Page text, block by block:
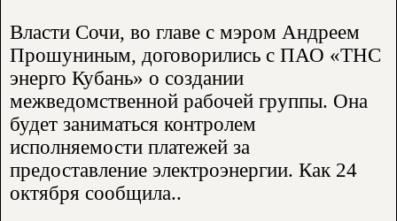
Власти Сочи, во главе с мэром Андреем
Прошуниным, договорились с ПАО «ТНС
энерго Кубань» о создании
межведомственной рабочей группы. Она
будет заниматься контролем
исполняемости платежей за
предоставление электроэнергии. Как 24
октября сообщила..